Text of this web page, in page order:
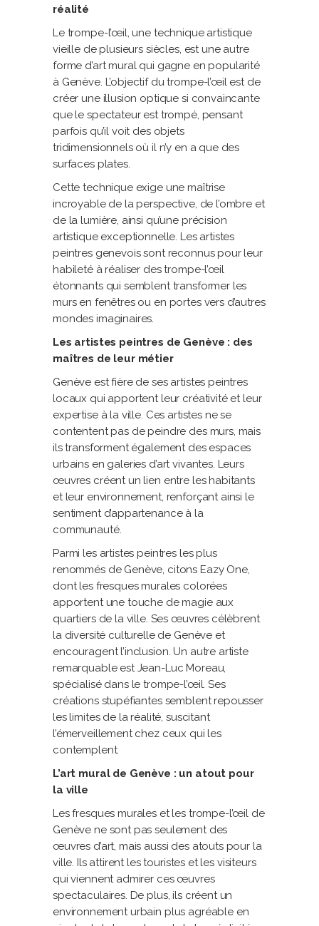
réalité
Le trompe-l’œil, une technique artistique
vieille de plusieurs siècles, est une autre
forme d’art mural qui gagne en popularité
à Genève. L’objectif du trompe-l’œil est de
créer une illusion optique si convaincante
que le spectateur est trompé, pensant
parfois qu’il voit des objets
tridimensionnels où il n’y en a que des
surfaces plates.
Cette technique exige une maîtrise
incroyable de la perspective, de l’ombre et
de la lumière, ainsi qu’une précision
artistique exceptionnelle. Les artistes
peintres genevois sont reconnus pour leur
habileté à réaliser des trompe-l’œil
étonnants qui semblent transformer les
murs en fenêtres ou en portes vers d’autres
mondes imaginaires.
Les artistes peintres de Genève : des
maîtres de leur métier
Genève est fière de ses artistes peintres
locaux qui apportent leur créativité et leur
expertise à la ville. Ces artistes ne se
contentent pas de peindre des murs, mais
ils transforment également des espaces
urbains en galeries d’art vivantes. Leurs
œuvres créent un lien entre les habitants
et leur environnement, renforçant ainsi le
sentiment d’appartenance à la
communauté.
Parmi les artistes peintres les plus
renommés de Genève, citons Eazy One,
dont les fresques murales colorées
apportent une touche de magie aux
quartiers de la ville. Ses œuvres célèbrent
la diversité culturelle de Genève et
encouragent l’inclusion. Un autre artiste
remarquable est Jean-Luc Moreau,
spécialisé dans le trompe-l’œil. Ses
créations stupéfiantes semblent repousser
les limites de la réalité, suscitant
l’émerveillement chez ceux qui les
contemplent.
L’art mural de Genève : un atout pour
la ville
Les fresques murales et les trompe-l’œil de
Genève ne sont pas seulement des
œuvres d’art, mais aussi des atouts pour la
ville. Ils attirent les touristes et les visiteurs
qui viennent admirer ces œuvres
spectaculaires. De plus, ils créent un
environnement urbain plus agréable en